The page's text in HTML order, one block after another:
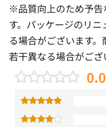
※品質向上のため予告
す。パッケージのリ
る場合がございます。
若干異なる場合がござ
0.0